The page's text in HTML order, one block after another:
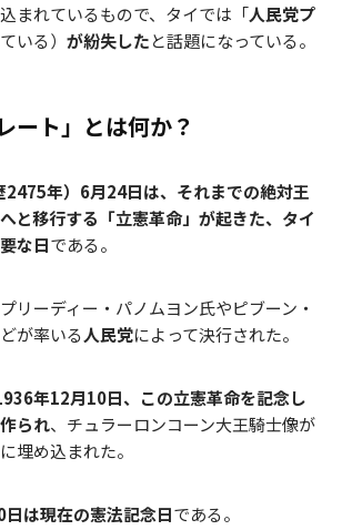
まれているもので、タイでは「人民党プ
いる） が紛失したと話題になっている。
ート」とは何か？
年）6月24日は、それまでの絶対王
と移行する「立憲革命」が起きた、タイ
な日である。
リーディー・パノムヨン氏やピブーン・
が率いる人民党によって決行された。
年12月10日、この立憲革命を記念し
られ、チュラーロンコーン大王騎士像が
埋め込まれた。
は現在の憲法記念日である。